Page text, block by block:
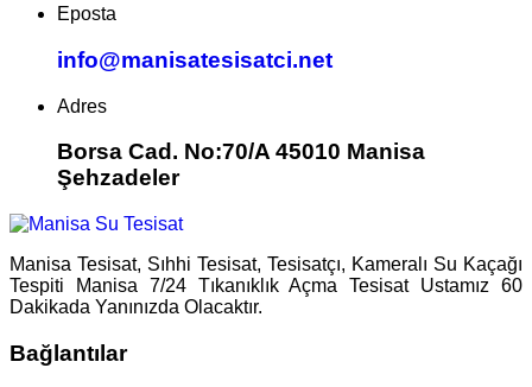
Eposta
info@manisatesisatci.net
Adres
Borsa Cad. No:70/A 45010 Manisa
Şehzadeler
Manisa Tesisat, Sıhhi Tesisat, Tesisatçı, Kameralı Su Kaçağı
Tespiti Manisa 7/24 Tıkanıklık Açma Tesisat Ustamız 60
Dakikada Yanınızda Olacaktır.
Bağlantılar